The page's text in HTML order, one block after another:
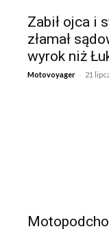
Zabił ojca i
złamał
wyrok niż
Motovoyager - 21